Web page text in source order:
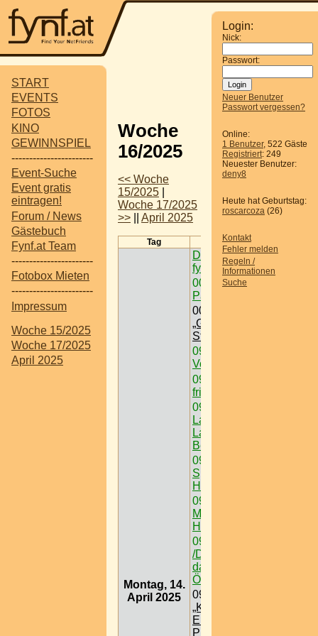
START
EVENTS
FOTOS
KINO
GEWINNSPIEL
-----------------------
Event-Suche
Event gratis
eintragen!
Forum / News
Gästebuch
Fynf.at Team
-----------------------
Fotobox Mieten
-----------------------
Impressum
Woche 15/2025
Woche 17/2025
April 2025
Login:
Nick:
Passwort:
Neuer Benutzer
Passwort vergessen?
Online:
1 Benutzer, 522 Gäste
Registriert: 249
Neuester Benutzer:
deny8
Heute hat Geburtstag:
roscarcoza (26)
Kontakt
Fehler melden
Regeln /
Informationen
Suche
Woche
16/2025
<< Woche
15/2025
Woche 17/2025
>>
April 2025
Tag Termine
Montag, 14.
April 2025
Dein Gewinnspiel auf
fynf.at eintragen
00:00Freizeit /
Paintball < Nö >
00:00
„Grüner See“ @
Steiermark
09:00
Volee
09:00
frischer Wind am See
09:00
Lainzer Tiergarten @
Lainzer Tor > W < 13
Bez
09:00
Spanischen
Hofreitschule
09:00
Museum /
Hermesvilla
09:00
/Das Schneedorf -
das 1. Igludorf
Österreichs
09:00
„Königreich der
Eisenbahnen“ @
Prater